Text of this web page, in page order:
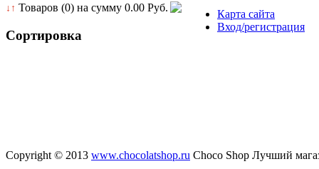
↓↑ Товаров (0) на сумму 0.00 Руб.
Сортировка
Карта сайта
Вход/регистрация
Copyright © 2013 www.chocolatshop.ru Choco Shop Лучший